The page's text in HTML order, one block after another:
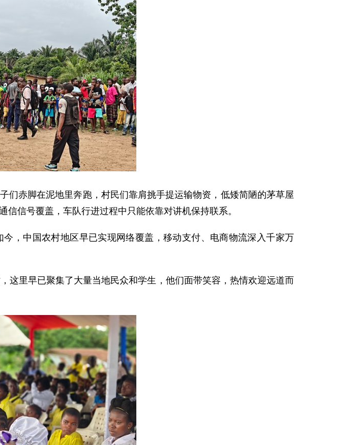
们赤脚在泥地里奔跑，村民们靠肩挑手提运输物资，低矮简陋的茅草屋
信号覆盖，车队行进过程中只能依靠对讲机保持联系。
，中国农村地区早已实现网络覆盖，移动支付、电商物流深入千家万
这里早已聚集了大量当地民众和学生，他们面带笑容，热情欢迎远道而